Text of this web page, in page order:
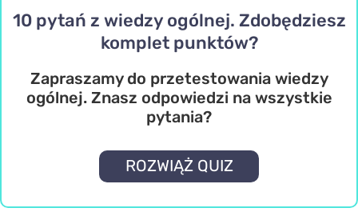
10 pytań z wiedzy ogólnej. Zdobędziesz
komplet punktów?
Zapraszamy do przetestowania wiedzy
ogólnej. Znasz odpowiedzi na wszystkie
pytania?
ROZWIĄŻ QUIZ